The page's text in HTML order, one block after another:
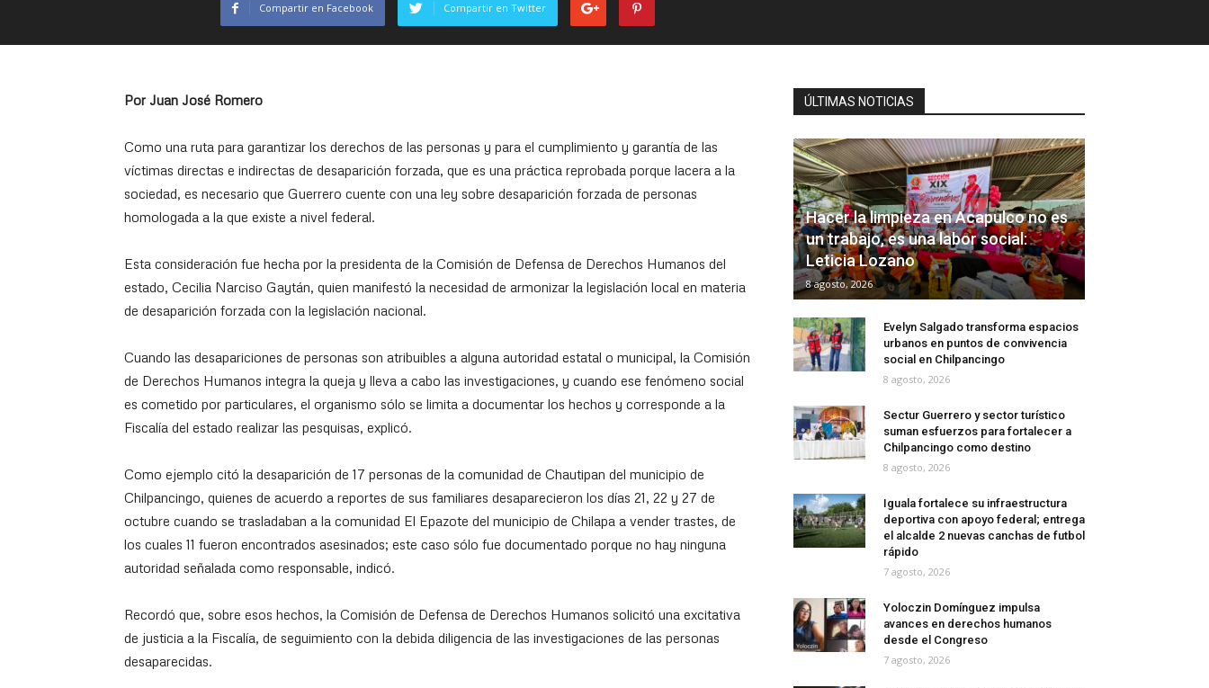
Compartir en Facebook Compartir en Twitter
Por Juan José Romero
Como una ruta para garantizar los derechos de las personas y para el cumplimiento y garantía de las
víctimas directas e indirectas de desaparición forzada, que es una práctica reprobada porque lacera a la
sociedad, es necesario que Guerrero cuente con una ley sobre desaparición forzada de personas
homologada a la que existe a nivel federal.
Esta consideración fue hecha por la presidenta de la Comisión de Defensa de Derechos Humanos del
estado, Cecilia Narciso Gaytán, quien manifestó la necesidad de armonizar la legislación local en materia
de desaparición forzada con la legislación nacional.
Cuando las desapariciones de personas son atribuibles a alguna autoridad estatal o municipal, la Comisión
de Derechos Humanos integra la queja y lleva a cabo las investigaciones, y cuando ese fenómeno social
es cometido por particulares, el organismo sólo se limita a documentar los hechos y corresponde a la
Fiscalía del estado realizar las pesquisas, explicó.
Como ejemplo citó la desaparición de 17 personas de la comunidad de Chautipan del municipio de
Chilpancingo, quienes de acuerdo a reportes de sus familiares desaparecieron los días 21, 22 y 27 de
octubre cuando se trasladaban a la comunidad El Epazote del municipio de Chilapa a vender trastes, de
los cuales 11 fueron encontrados asesinados; este caso sólo fue documentado porque no hay ninguna
autoridad señalada como responsable, indicó.
Recordó que, sobre esos hechos, la Comisión de Defensa de Derechos Humanos solicitó una excitativa
de justicia a la Fiscalía, de seguimiento con la debida diligencia de las investigaciones de las personas
desaparecidas.
ÚLTIMAS NOTICIAS
Hacer la limpieza en Acapulco no es
un trabajo, es una labor social:
Leticia Lozano
8 agosto, 2026
Evelyn Salgado transforma espacios
urbanos en puntos de convivencia
social en Chilpancingo
8 agosto, 2026
Sectur Guerrero y sector turístico
suman esfuerzos para fortalecer a
Chilpancingo como destino
8 agosto, 2026
Iguala fortalece su infraestructura
deportiva con apoyo federal; entrega
el alcalde 2 nuevas canchas de futbol
rápido
7 agosto, 2026
Yoloczin Domínguez impulsa
avances en derechos humanos
desde el Congreso
7 agosto, 2026